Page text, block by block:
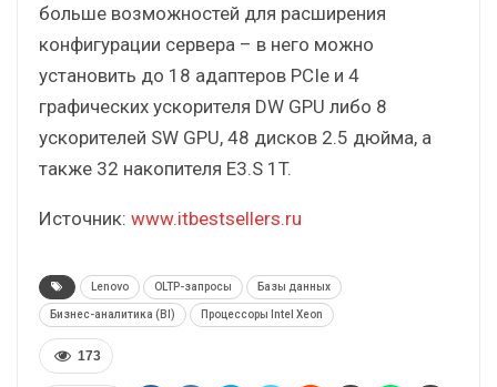
больше возможностей для расширения
конфигурации сервера – в него можно
установить до 18 адаптеров PCIe и 4
графических ускорителя DW GPU либо 8
ускорителей SW GPU, 48 дисков 2.5 дюйма, а
также 32 накопителя E3.S 1T.
Источник: www.itbestsellers.ru
Lenovo OLTP-запросы Базы данных
Бизнес-аналитика (BI) Процессоры Intel Xeon
173